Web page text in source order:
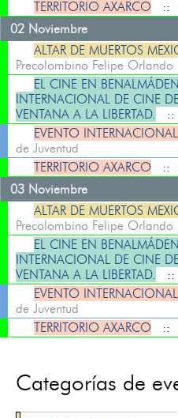
TERRITORIO AXARCO ::
02 Noviembre
ALTAR DE MUERTOS
Precolombino Felipe Orlando
EL CINE EN
INTERNACIONAL DE CINE
VENTANA A LA LIBERTAD.
::
EVENTO
de Juventud
TERRITORIO AXARCO ::
03 Noviembre
ALTAR DE MUERTOS
Precolombino Felipe Orlando
EL CINE EN
INTERNACIONAL DE CINE
VENTANA A LA LIBERTAD.
::
EVENTO
de Juventud
TERRITORIO AXARCO ::
Categorías de